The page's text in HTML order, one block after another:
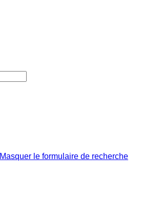
Masquer le formulaire de recherche